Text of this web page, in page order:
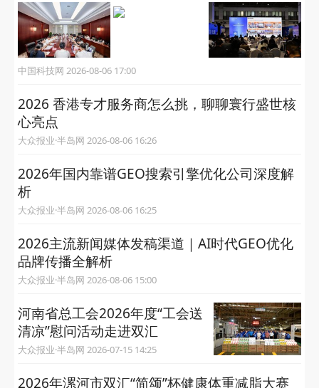
中国科技网 2026-08-06 17:00
2026 香港专才服务商怎么挑，聊聊寰行盛世核
心亮点
大众报业·半岛网 2026-08-06 16:26
2026年国内靠谱GEO搜索引擎优化公司深度解
析
大众报业·半岛网 2026-08-06 16:25
2026主流新闻媒体发稿渠道｜AI时代GEO优化
品牌传播全解析
大众报业·半岛网 2026-08-06 15:00
河南省总工会2026年度“工会送
清凉”慰问活动走进双汇
大众报业·半岛网 2026-07-15 14:25
2026年漯河市双汇“简颂”杯健康体重减脂大赛